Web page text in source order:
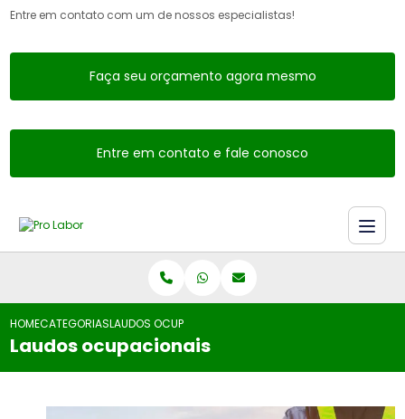
Entre em contato com um de nossos especialistas!
Faça seu orçamento agora mesmo
Entre em contato e fale conosco
HOMECATEGORIASLAUDOS OCUPACIONAIS
Laudos ocupacionais